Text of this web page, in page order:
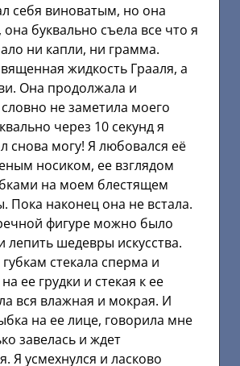
себя виноватым, но она
буквально съела все что я
ни капли, ни грамма.
жидкость Грааля, а
Она продолжала и
не заметила моего
через 10 секунд я
снова могу! Я любовался её
носиком, ее взглядом
на моем блестящем
Пока наконец она не встала.
фигуре можно было
лепить шедевры искусства.
стекала сперма и
ее грудки и стекая к ее
вся влажная и мокрая. И
на ее лице, говорила мне
завелась и ждет
Я усмехнулся и ласково